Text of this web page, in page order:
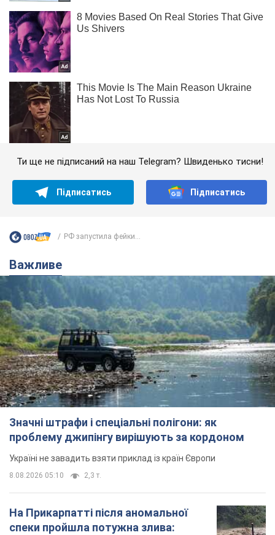
Ти ще не підписаний на наш Telegram? Швиденько тисни!
Підписатись Підписатись
РФ запустила фейки...
Важливе
Значні штрафи і спеціальні полігони: як
проблему джипінгу вирішують за кордоном
Україні не завадить взяти приклад із країн Європи
8.08.2026 05:10 2,3 т.
На Прикарпатті після аномальної
спеки пройшла потужна злива: